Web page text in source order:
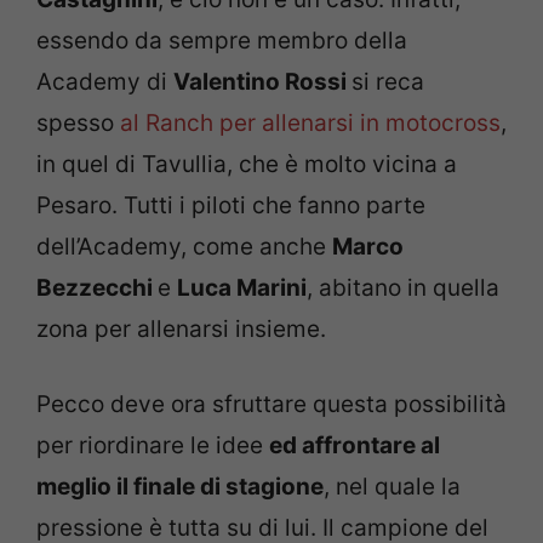
essendo da sempre membro della
Academy di Valentino Rossi si reca
spesso al Ranch per allenarsi in motocross,
in quel di Tavullia, che è molto vicina a
Pesaro. Tutti i piloti che fanno parte
dell’Academy, come anche Marco
Bezzecchi e Luca Marini, abitano in quella
zona per allenarsi insieme.
Pecco deve ora sfruttare questa possibilità
per riordinare le idee ed affrontare al
meglio il finale di stagione, nel quale la
pressione è tutta su di lui. Il campione del